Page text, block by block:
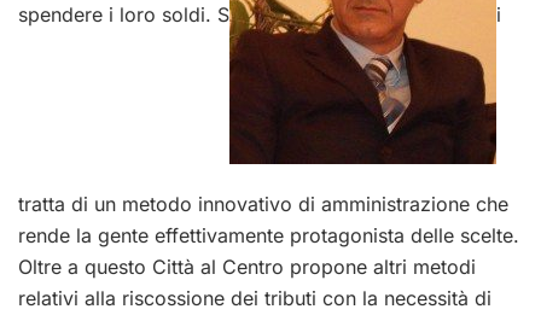
spendere i loro soldi. S i
tratta di un metodo innovativo di amministrazione che
rende la gente effettivamente protagonista delle scelte.
Oltre a questo Città al Centro propone altri metodi
relativi alla riscossione dei tributi con la necessità di